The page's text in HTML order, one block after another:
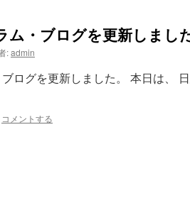
ム・ブログを更新しまし
:admin
ログを更新しました。 本日は、
コメントする